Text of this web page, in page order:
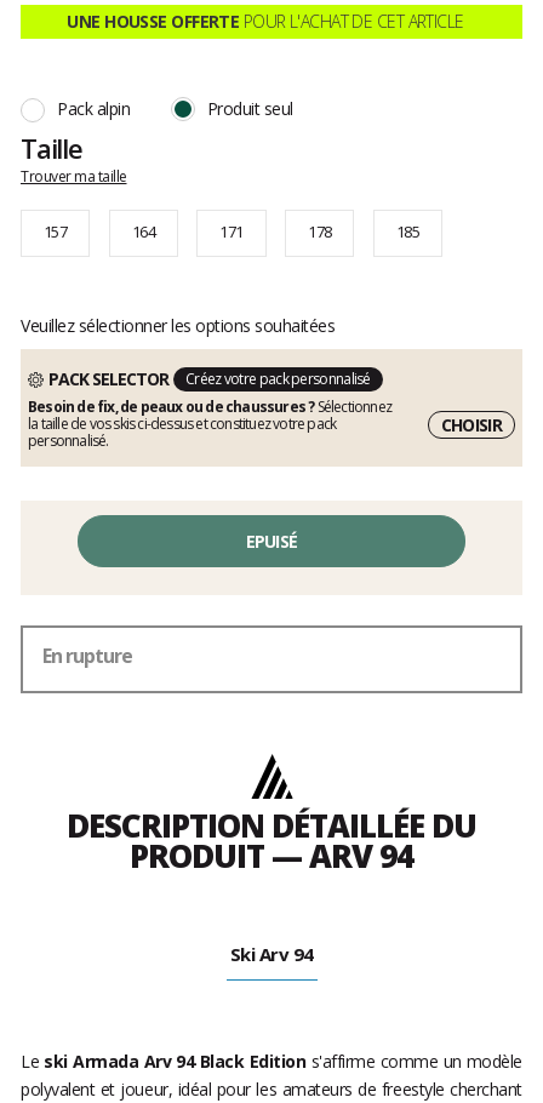
clients
sur
UNE HOUSSE OFFERTE POUR L'ACHAT DE CET ARTICLE
Pack alpin Produit seul
Taille
Trouver ma taille
157 164 171 178 185
Veuillez sélectionner les options souhaitées
PACK SELECTOR
Créez votre pack personnalisé
Besoin de fix, de peaux ou de chaussures ?Sélectionnez
la taille de vos skis ci-dessus et constituez votre pack
personnalisé.
CHOISIR
EPUISÉ
En rupture
DESCRIPTION DÉTAILLÉE DU
PRODUIT — ARV 94
Ski Arv 94
Le ski Armada Arv 94 Black Editions'affirme comme un modèle
polyvalent et joueur, idéal pour les amateurs de freestyle cherchant